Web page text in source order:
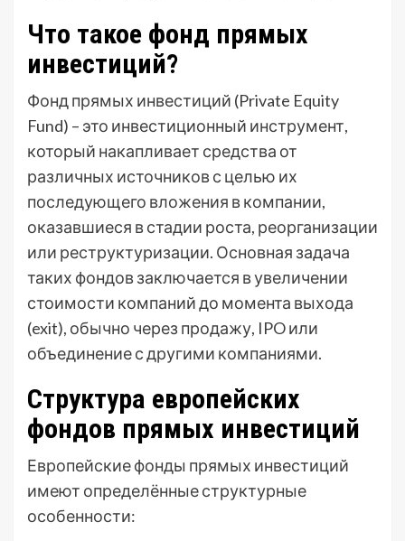
Что такое фонд прямых
инвестиций?
Фонд прямых инвестиций (Private Equity
Fund) – это инвестиционный инструмент,
который накапливает средства от
различных источников с целью их
последующего вложения в компании,
оказавшиеся в стадии роста, реорганизации
или реструктуризации. Основная задача
таких фондов заключается в увеличении
стоимости компаний до момента выхода
(exit), обычно через продажу, IPO или
объединение с другими компаниями.
Структура европейских
фондов прямых инвестиций
Европейские фонды прямых инвестиций
имеют определённые структурные
особенности: